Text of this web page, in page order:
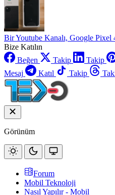
Bir Youtube Kanalı, Google Pixel
Bize Katılın
Beğen
Takip Takip
Mesaj
Katıl Takip
Görünüm
Forum
Mobil Teknoloji
Nasıl Yapılır - Mobil